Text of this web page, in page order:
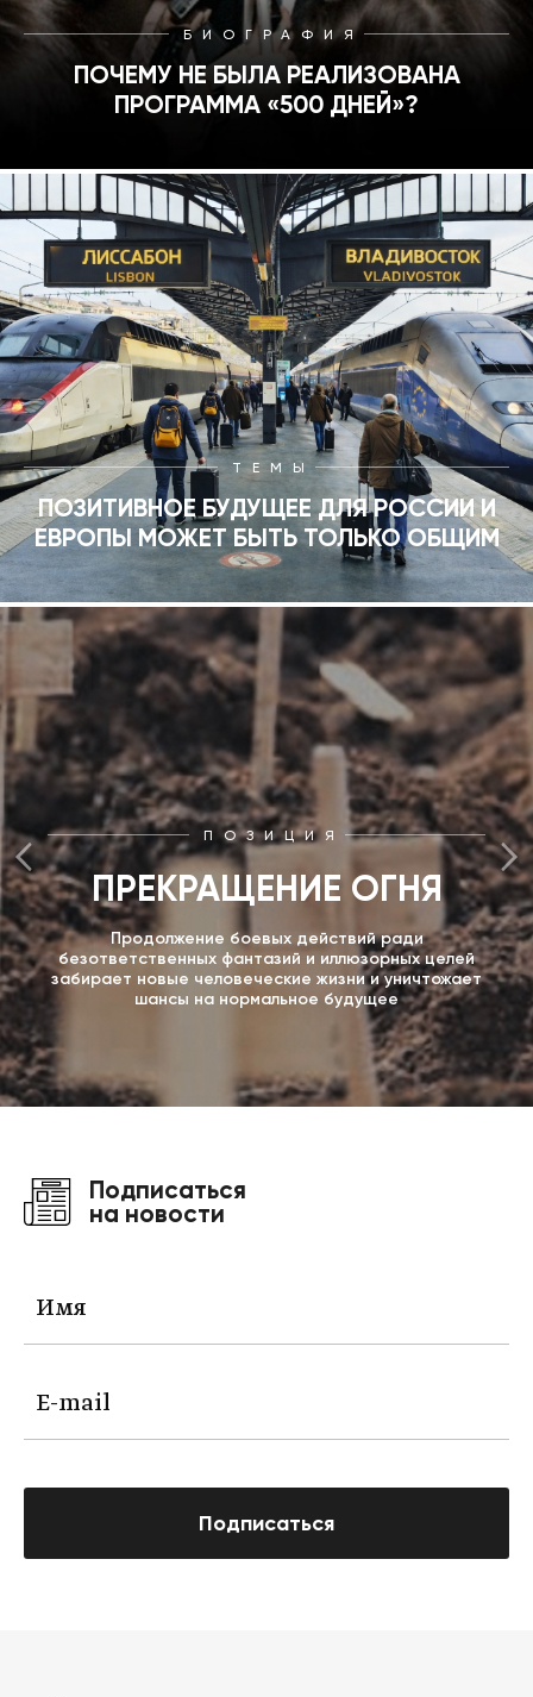
БИОГРАФИЯ
ПОЧЕМУ НЕ БЫЛА РЕАЛИЗОВАНА
ПРОГРАММА «500 ДНЕЙ»?
ТЕМЫ
ПОЗИТИВНОЕ БУДУЩЕЕ ДЛЯ РОССИИ И
ЕВРОПЫ МОЖЕТ БЫТЬ ТОЛЬКО ОБЩИМ
ПОЗИЦИЯ
ПРЕКРАЩЕНИЕ ОГНЯ
Продолжение боевых действий ради
безответственных фантазий и иллюзорных целей
забирает новые человеческие жизни и уничтожает
шансы на нормальное будущее
Подписаться
на новости
Подписаться